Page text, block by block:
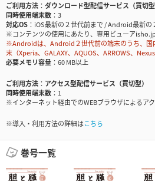
ご利用方法
ダウンロード型配信サービス（買切型
同時使用端末数
3
対応OS
iOS最新の２世代前まで / Android最新の
※コンテンツの使用にあたり、専用ビューア
※Androidは、Android２世代前の端末のうち、国
末（Xperia、GALAXY、AQUOS、ARROWS、
必要メモリ容量
60 MB以上
ご利用方法
アクセス型配信サービス（買切型）
同時使用端末数
1
※インターネット経由でのWEBブラウザによるア
※導入・利用方法の詳細はこちら
巻号一覧